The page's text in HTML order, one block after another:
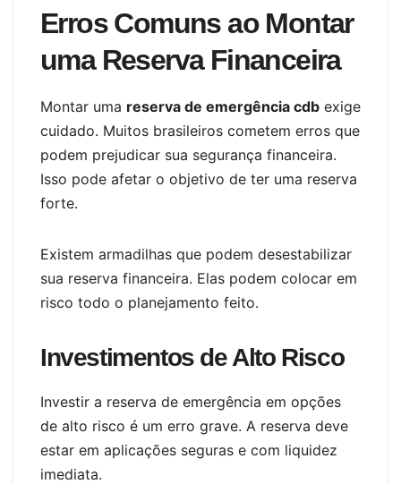
Erros Comuns ao Montar
uma Reserva Financeira
Montar uma reserva de emergência cdb exige
cuidado. Muitos brasileiros cometem erros que
podem prejudicar sua segurança financeira.
Isso pode afetar o objetivo de ter uma reserva
forte.
Existem armadilhas que podem desestabilizar
sua reserva financeira. Elas podem colocar em
risco todo o planejamento feito.
Investimentos de Alto Risco
Investir a reserva de emergência em opções
de alto risco é um erro grave. A reserva deve
estar em aplicações seguras e com liquidez
imediata.